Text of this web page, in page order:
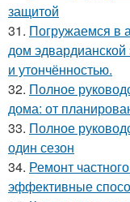
защитой
31. Погружаемся в
дом
и утончённостью.
32. Полное
дома: от
33. Полное
один сезон
34. Ремонт
эффективные